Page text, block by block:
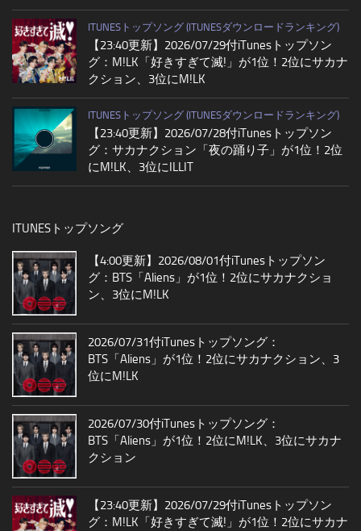
ITUNESトップソング (ITUNESダウンロードランキング)
【23:40更新】2026/07/29付iTunesトップソン
グ：M!LK「好きすぎて滅!」が1位！2位にサカナ
クション、3位にM!LK
ITUNESトップソング (ITUNESダウンロードランキング)
【23:40更新】2026/07/28付iTunesトップソン
グ：サカナクション「夜の踊り子」が1位！2位
にM!LK、3位にILLIT
ITUNESトップソング
【4:00更新】2026/08/01付iTunesトップソン
グ：BTS「Aliens」が1位！2位にサカナクショ
ン、3位にM!LK
2026/07/31付iTunesトップソング：
BTS「Aliens」が1位！2位にサカナクション、3
位にM!LK
2026/07/30付iTunesトップソング：
BTS「Aliens」が1位！2位にM!LK、3位にサカナ
クション
【23:40更新】2026/07/29付iTunesトップソン
グ：M!LK「好きすぎて滅!」が1位！2位にサカナ